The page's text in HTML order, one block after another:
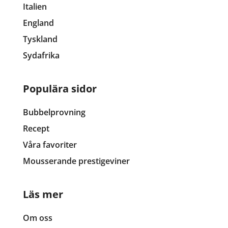
Italien
England
Tyskland
Sydafrika
Populära sidor
Bubbelprovning
Recept
Våra favoriter
Mousserande prestigeviner
Läs mer
Om oss